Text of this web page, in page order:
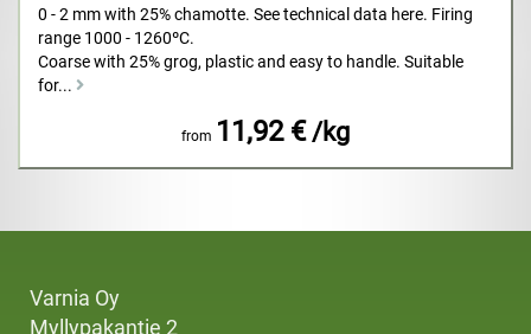
0 - 2 mm with 25% chamotte. See technical data here. Firing
range 1000 - 1260ºC.
Coarse with 25% grog, plastic and easy to handle. Suitable
for...
from 11,92 € /kg
Varnia Oy
Myllypakantie 2